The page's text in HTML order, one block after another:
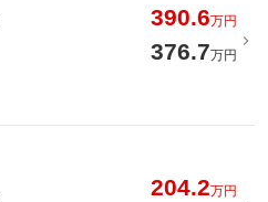
390.6万円
376.7万円
204.2万円